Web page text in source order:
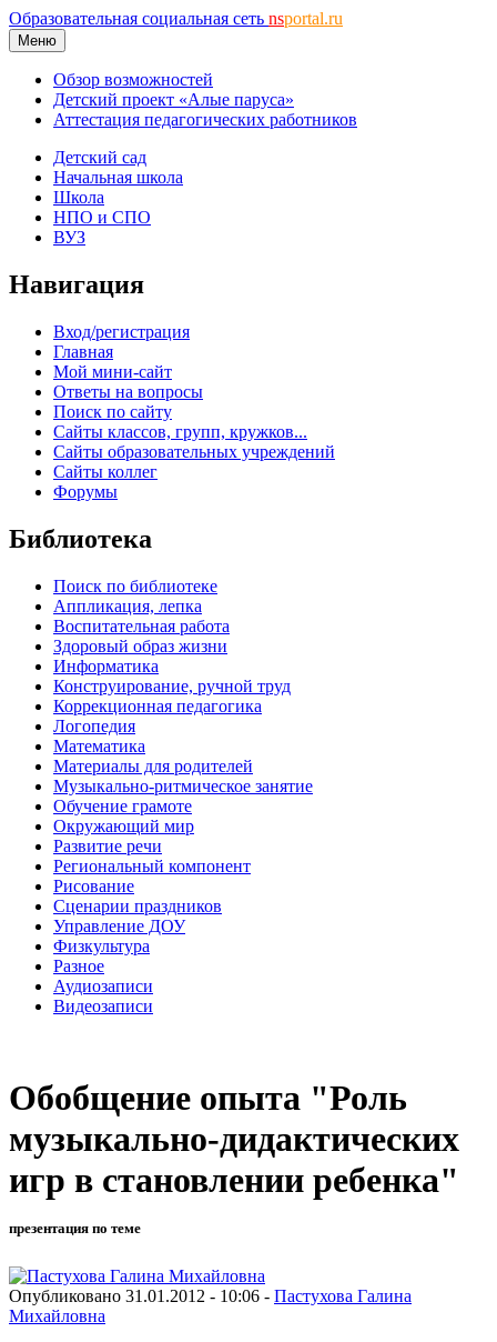
Образовательная социальная сеть nsportal.ru
Меню
Обзор возможностей
Детский проект «Алые паруса»
Аттестация педагогических работников
Детский сад
Начальная школа
Школа
НПО и СПО
ВУЗ
Навигация
Вход/регистрация
Главная
Мой мини-сайт
Ответы на вопросы
Поиск по сайту
Сайты классов, групп, кружков...
Сайты образовательных учреждений
Сайты коллег
Форумы
Библиотека
Поиск по библиотеке
Аппликация, лепка
Воспитательная работа
Здоровый образ жизни
Информатика
Конструирование, ручной труд
Коррекционная педагогика
Логопедия
Математика
Материалы для родителей
Музыкально-ритмическое занятие
Обучение грамоте
Окружающий мир
Развитие речи
Региональный компонент
Рисование
Сценарии праздников
Управление ДОУ
Физкультура
Разное
Аудиозаписи
Видеозаписи
Обобщение опыта "Роль
музыкально-дидактических
игр в становлении ребенка"
презентация по теме
Опубликовано 31.01.2012 - 10:06 - Пастухова Галина
Михайловна